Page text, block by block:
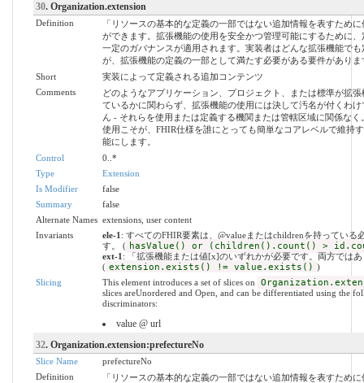
30. Organization.extension
Definition
「リソースの基本的な定義の一部ではない追加情報を表すため
ができます。拡張機能の使用を安全かつ管理可能にするために、
一定のガバナンスが適用されます。実装者はどんな拡張機能でも
が、拡張機能の定義の一部として満たす必要がある要件がありま
Short
実装によって定義される追加コンテンツ
Comments
どのようなアプリケーション、プロジェクト、または標準が拡
ているかに関わらず、拡張機能の使用には決して汚名が付くわけ
ん - それらを使用または定義する機関または管轄区域に関係なく
使用こそが、FHIR仕様を誰にとっても簡単なコアレベルで維持
能にします。
Control
0..*
Type
Extension
Is Modifier
false
Summary
false
Alternate Names extensions, user content
Invariants
ele-1 : すべてのFHIR要素は、@valueまたはchildrenを持っている
す。 ( hasValue() or (children().count() >
ext-1 : 「拡張機能または値[x]のいずれかが必要です。両方では
( extension.exists() != value.exists() )
Slicing
This element introduces a set of slices on
slices areUnordered and Open, and can be differentiated using the
discriminators:
value @ url
32. Organization.extension:prefectureNo
Slice Name
prefectureNo
Definition
「リソースの基本的な定義の一部ではない追加情報を表すため